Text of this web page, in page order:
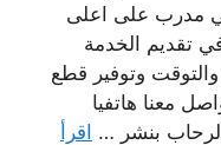
مدرب على اعلى
تقديم الخدمة
وتوفير قطع
معنا هاتفيا
بنشر … اقرأ